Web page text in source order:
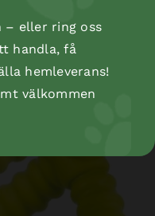
– eller ring oss
handla, få
hemleverans!
välkommen